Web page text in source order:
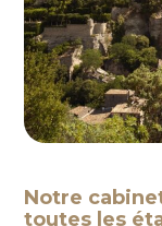
Notre
toutes les